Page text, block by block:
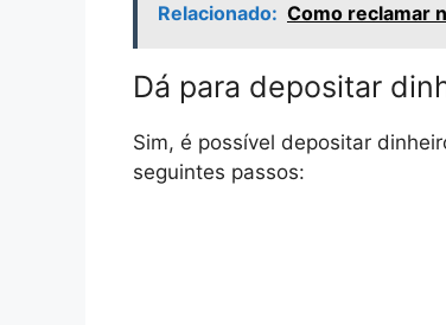
Relacionado: Como reclamar
Dá para depositar
Sim, é possível depositar
seguintes passos: